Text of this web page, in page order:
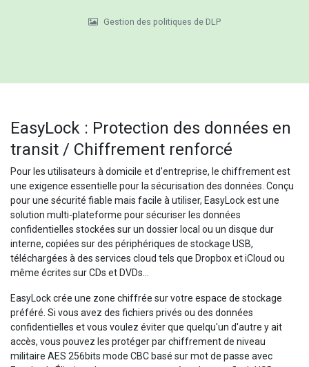
Gestion des politiques de DLP
EasyLock : Protection des données en
transit / Chiffrement renforcé
Pour les utilisateurs à domicile et d'entreprise, le chiffrement est
une exigence essentielle pour la sécurisation des données. Conçu
pour une sécurité fiable mais facile à utiliser, EasyLock est une
solution multi-plateforme pour sécuriser les données
confidentielles stockées sur un dossier local ou un disque dur
interne, copiées sur des périphériques de stockage USB,
téléchargées à des services cloud tels que Dropbox et iCloud ou
même écrites sur CDs et DVDs...
EasyLock crée une zone chiffrée sur votre espace de stockage
préféré. Si vous avez des fichiers privés ou des données
confidentielles et vous voulez éviter que quelqu'un d'autre y ait
accès, vous pouvez les protéger par chiffrement de niveau
militaire AES 256bits mode CBC basé sur mot de passe avec